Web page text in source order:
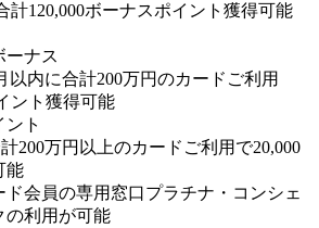
計120,000ボーナスポイント獲得可能
ーナス
以内に合計200万円のカードご利用
ント獲得可能
ト
200万円以上のカードご利用で20,000
能
ド会員の専用窓口プラチナ・コンシェ
の利用が可能